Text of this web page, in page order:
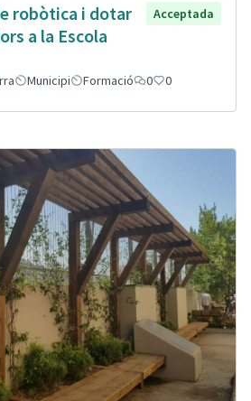
robòtica i dotar
a la Escola
Acceptada
Municipi Formació 0 0